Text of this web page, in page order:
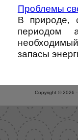
Проблемы
В природе,
периодом
запасы
Copyright © 2026